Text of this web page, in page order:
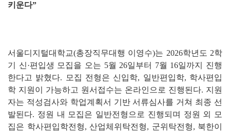
키운다”
서울디지털대학교(총장직무대행 이영수)는 2026학년도 2학
기 신·편입생 모집을 오는 5월 26일부터 7월 16일까지 진행
한다고 밝혔다. 모집 전형은 신입학, 일반편입학, 학사편입
학 지원이 가능하고 원서접수는 온라인으로 진행된다. 지원
자는 적성검사와 학업계획서 기반 서류심사를 거쳐 최종 선
발된다. 정원 내 모집은 일반전형으로 진행되며 정원 외 모
집은 학사편입학전형, 산업체위탁전형, 군위탁전형, 북한이